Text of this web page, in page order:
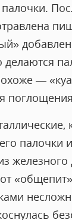
—
палочки